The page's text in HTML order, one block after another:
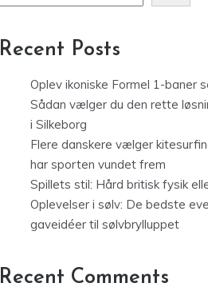
Recent Posts
Oplev ikoniske Formel 1-baner
Sådan vælger du den rette
i Silkeborg
Flere danskere vælger
har sporten vundet frem
Spillets stil: Hård britisk fysik
Oplevelser i sølv: De bedste
gaveidéer til sølvbrylluppet
Recent Comments